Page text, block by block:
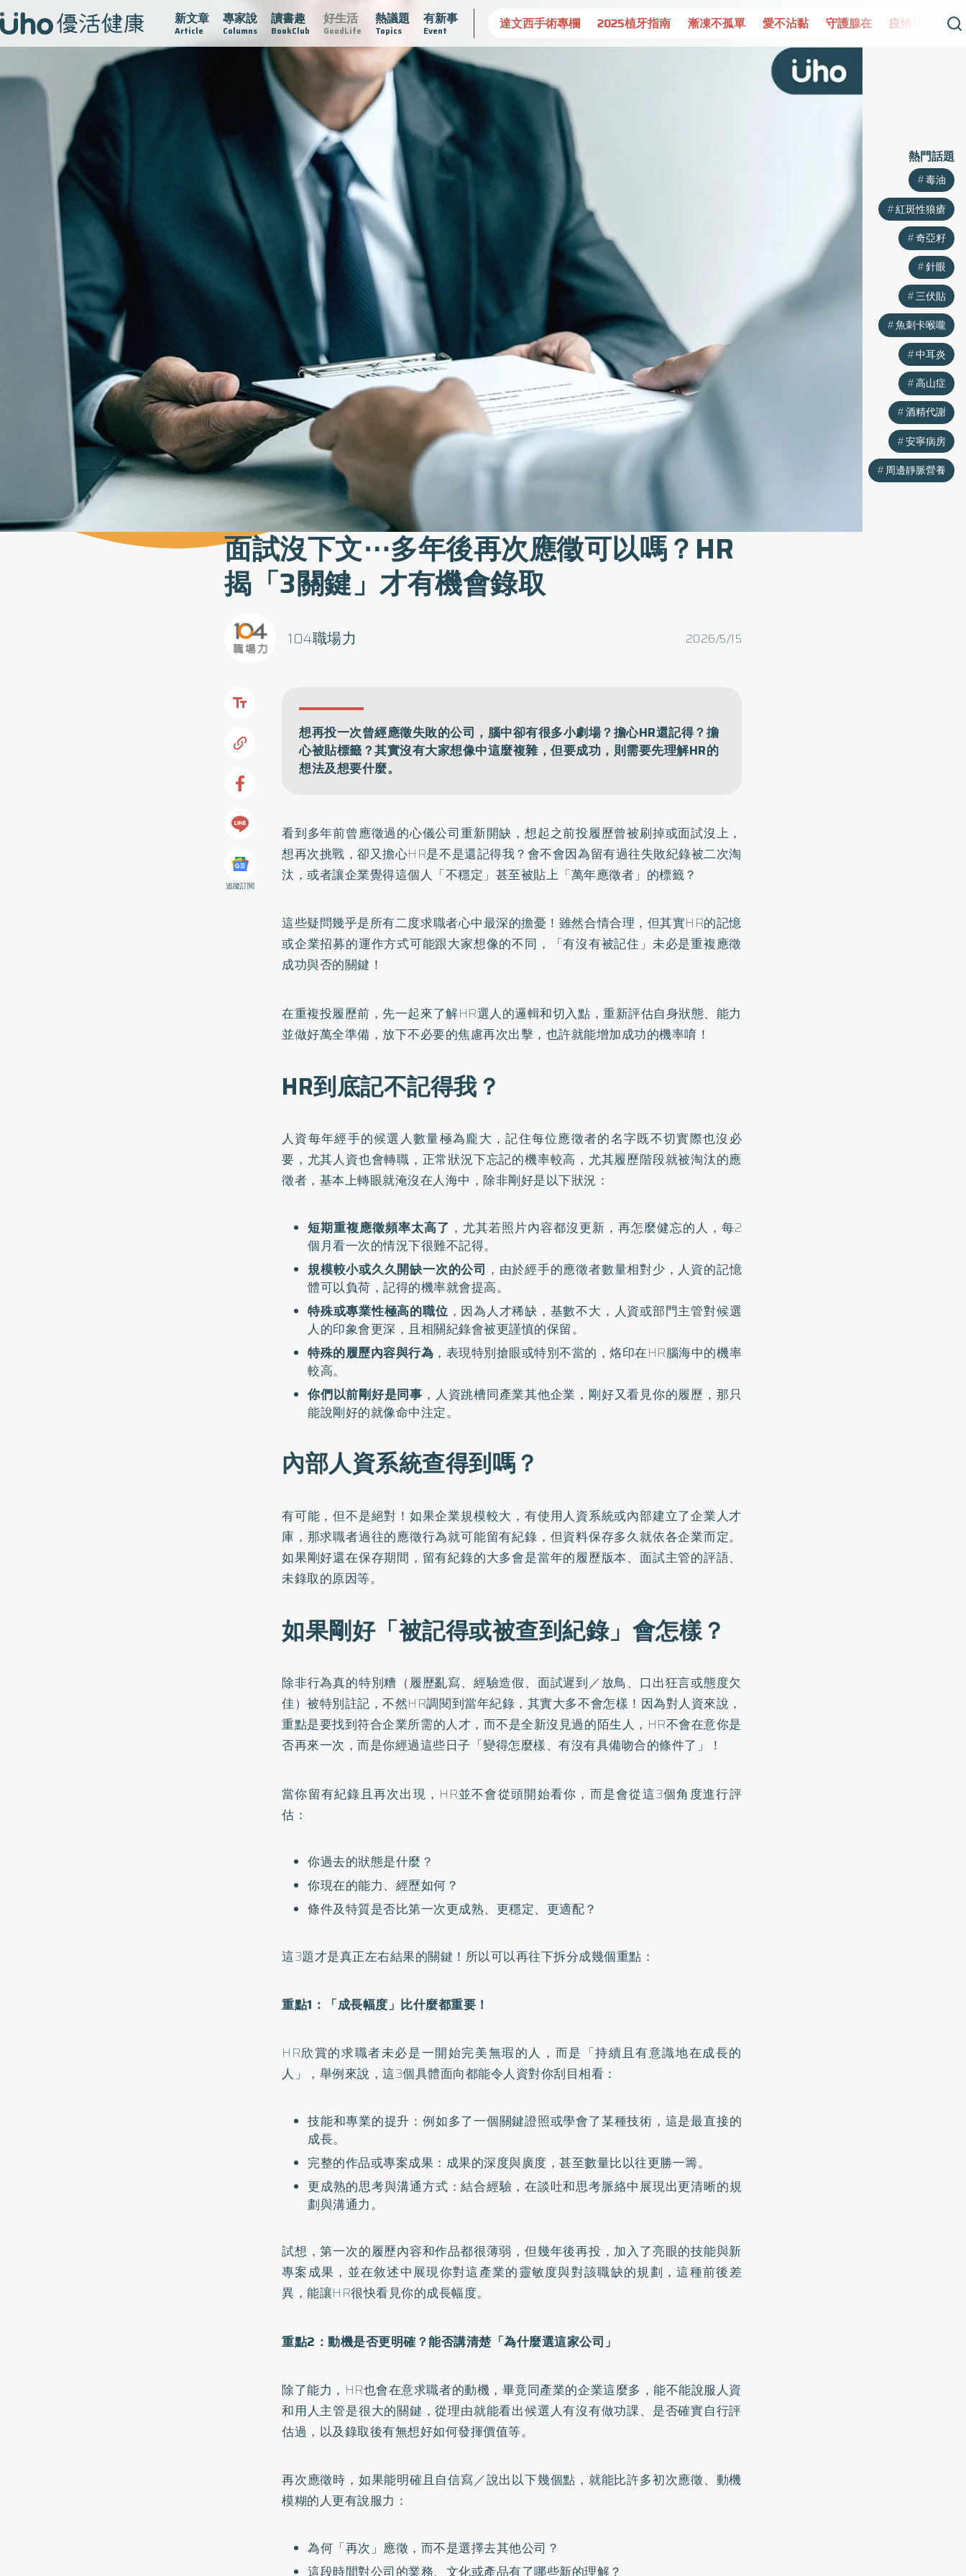
新文章
Article
專家說
Columns
讀書趣
BookClub
好生活
GoodLife
熱議題
Topics
有新事
Event
疫情保衛戰 再生醫學 愛的未來視 認識攝護腺肥大 守護骨骼健康 達文西手術專欄 2025植牙指南 漸凍不孤單 愛不沾黏 守護腺在 疫情保衛戰 再生醫學 愛的
面試沒下文⋯多年後再次應徵可以嗎？HR
揭「3關鍵」才有機會錄取
2026/5/15
104職場力
追蹤訂閱
想再投一次曾經應徵失敗的公司，腦中卻有很多小劇場？擔心HR還記得？擔
心被貼標籤？其實沒有大家想像中這麼複雜，但要成功，則需要先理解HR的
想法及想要什麼。
看到多年前曾應徵過的心儀公司重新開缺，想起之前投履歷曾被刷掉或面試沒上，
想再次挑戰，卻又擔心HR是不是還記得我？會不會因為留有過往失敗紀錄被二次淘
汰，或者讓企業覺得這個人「不穩定」甚至被貼上「萬年應徵者」的標籤？
這些疑問幾乎是所有二度求職者心中最深的擔憂！雖然合情合理，但其實HR的記憶
或企業招募的運作方式可能跟大家想像的不同，「有沒有被記住」未必是重複應徵
成功與否的關鍵！
在重複投履歷前，先一起來了解HR選人的邏輯和切入點，重新評估自身狀態、能力
並做好萬全準備，放下不必要的焦慮再次出擊，也許就能增加成功的機率唷！
HR到底記不記得我？
人資每年經手的候選人數量極為龐大，記住每位應徵者的名字既不切實際也沒必
要，尤其人資也會轉職，正常狀況下忘記的機率較高，尤其履歷階段就被淘汰的應
徵者，基本上轉眼就淹沒在人海中，除非剛好是以下狀況：
短期重複應徵頻率太高了 ，尤其若照片內容都沒更新，再怎麼健忘的人，每2
個月看一次的情況下很難不記得。
規模較小或久久開缺一次的公司 ，由於經手的應徵者數量相對少，人資的記憶
體可以負荷，記得的機率就會提高。
特殊或專業性極高的職位，因為人才稀缺，基數不大，人資或部門主管對候選
人的印象會更深，且相關紀錄會被更謹慎的保留。
特殊的履歷內容與行為 ，表現特別搶眼或特別不當的，烙印在HR腦海中的機率
較高。
你們以前剛好是同事 ，人資跳槽同產業其他企業，剛好又看見你的履歷，那只
能說剛好的就像命中注定。
內部人資系統查得到嗎？
有可能，但不是絕對！如果企業規模較大，有使用人資系統或內部建立了企業人才
庫，那求職者過往的應徵行為就可能留有紀錄，但資料保存多久就依各企業而定。
如果剛好還在保存期間，留有紀錄的大多會是當年的履歷版本、面試主管的評語、
未錄取的原因等。
如果剛好「被記得或被查到紀錄」會怎樣？
除非行為真的特別糟（履歷亂寫、經驗造假、面試遲到／放鳥、口出狂言或態度欠
佳）被特別註記，不然HR調閱到當年紀錄，其實大多不會怎樣！因為對人資來說，
重點是要找到符合企業所需的人才，而不是全新沒見過的陌生人，HR不會在意你是
否再來一次，而是你經過這些日子「變得怎麼樣、有沒有具備吻合的條件了」！
當你留有紀錄且再次出現，HR並不會從頭開始看你，而是會從這3個角度進行評
估：
你過去的狀態是什麼？
你現在的能力、經歷如何？
條件及特質是否比第一次更成熟、更穩定、更適配？
這3題才是真正左右結果的關鍵！所以可以再往下拆分成幾個重點：
重點1：「成長幅度」比什麼都重要！
HR欣賞的求職者未必是一開始完美無瑕的人，而是「持續且有意識地在成長的
人」，舉例來說，這3個具體面向都能令人資對你刮目相看：
技能和專業的提升：例如多了一個關鍵證照或學會了某種技術，這是最直接的
成長。
完整的作品或專案成果：成果的深度與廣度，甚至數量比以往更勝一籌。
更成熟的思考與溝通方式：結合經驗，在談吐和思考脈絡中展現出更清晰的規
劃與溝通力。
試想，第一次的履歷內容和作品都很薄弱，但幾年後再投，加入了亮眼的技能與新
專案成果，並在敘述中展現你對這產業的靈敏度與對該職缺的規劃，這種前後差
異，能讓HR很快看見你的成長幅度。
重點2：動機是否更明確？能否講清楚「為什麼選這家公司」
除了能力，HR也會在意求職者的動機，畢竟同產業的企業這麼多，能不能說服人資
和用人主管是很大的關鍵，從理由就能看出候選人有沒有做功課、是否確實自行評
估過，以及錄取後有無想好如何發揮價值等。
再次應徵時，如果能明確且自信寫／說出以下幾個點，就能比許多初次應徵、動機
模糊的人更有說服力：
為何「再次」應徵，而不是選擇去其他公司？
這段時間對公司的業務、文化或產品有了哪些新的理解？
熱門話題
毒油
紅斑性狼瘡
奇亞籽
針眼
三伏貼
魚刺卡喉嚨
中耳炎
高山症
酒精代謝
安寧病房
周邊靜脈營養